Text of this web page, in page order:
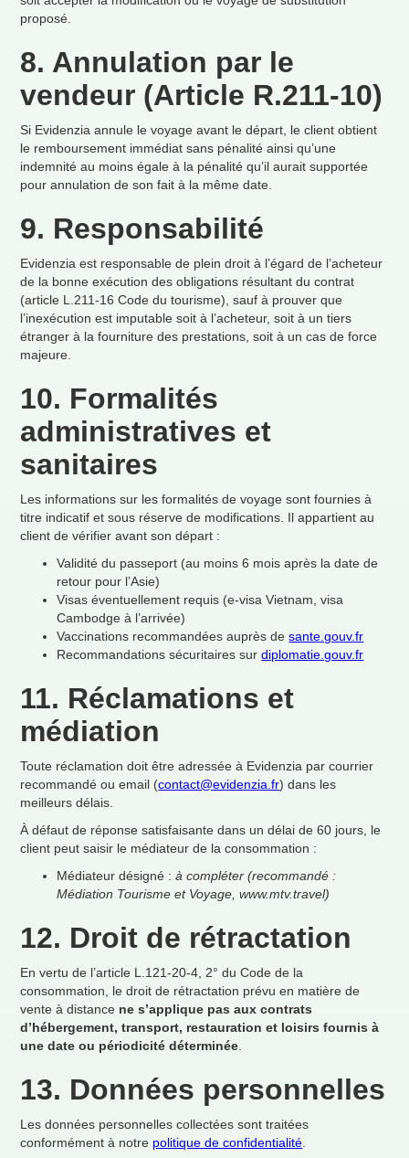
proposé
8. Annulation par le
vendeur (Article R.211-10)
Si Evidenzia annule le voyage avant le départ, le client obtient
le remboursement immédiat sans pénalité ainsi qu’une
indemnité au moinségaleà la pénalité qu’il aurait supportée
pour annulation de son faità la même date.
9. Responsabilité
Evidenzia est responsable de plein droità l’égard de l’acheteur
de la bonne exécution des obligations résultant du contrat
(article L.211-16 Code du tourisme), saufà prouver que
l’inexécution est imputable soità l’acheteur, soità un tiers
étrangerà la fourniture des prestations, soità un cas de force
majeure.
10. Formalités
administratives et
sanitaires
Les informations sur les formalités de voyage sont fourniesà
titre indicatif et sous réserve de modifications. Il appartient au
client de vérifier avant son départ :
Validité du passeport (au moins 6 mois après la date de
retour pour l’Asie)
Visaséventuellement requis (e-visa Vietnam, visa
Cambodgeà l’arrivée)
Vaccinations recommandées auprès desante.gouv.fr
Recommandations sécuritaires surdiplomatie.gouv.fr
11. Réclamations et
médiation
Toute réclamation doitêtre adresséeà Evidenzia par courrier
recommandé ou email (contact@evidenzia.fr) dans les
meilleurs délais.
À défaut de réponse satisfaisante dans un délai de 60 jours, le
client peut saisir le médiateur de la consommation :
Médiateur désigné :à compléter (recommandé :
Médiation Tourisme et Voyage, www.mtv.travel)
12. Droit de rétractation
En vertu de l’article L.121-20-4, 2° du Code de la
consommation, le droit de rétractation prévu en matière de
venteà distance ne s’applique pas aux contrats
d’hébergement, transport, restauration et loisirs fournisà
une date ou périodicité déterminée
13. Données personnelles
Les données personnelles collectées sont traitées
conformémentà notre politique de confidentialité